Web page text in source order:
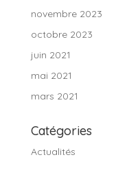
novembre 2023
octobre 2023
juin 2021
mai 2021
mars 2021
Catégories
Actualités